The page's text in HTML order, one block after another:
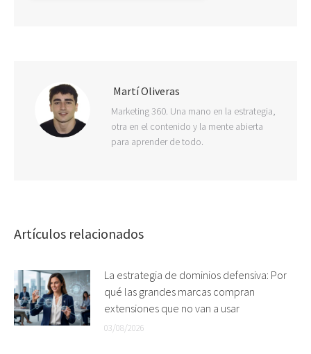
Martí Oliveras
Marketing 360. Una mano en la estrategia,
otra en el contenido y la mente abierta
para aprender de todo.
Artículos relacionados
La estrategia de dominios defensiva: Por
qué las grandes marcas compran
extensiones que no van a usar
03/08/2026